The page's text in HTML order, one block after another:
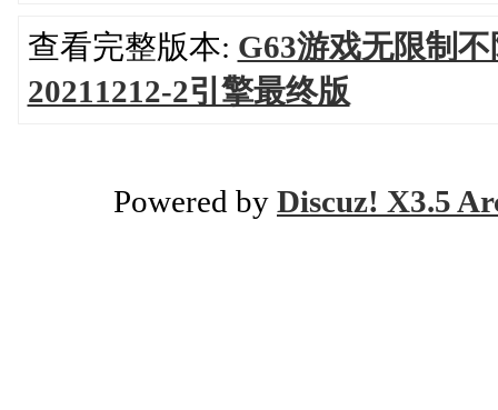
查看完整版本: G63游戏无限制
20211212-2引擎最终版
Powered by Discuz! X3.5